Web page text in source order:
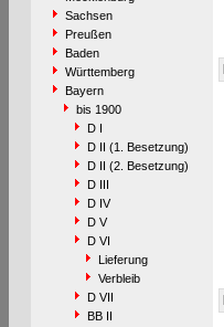
Sachsen
Preußen
Baden
Württemberg
Bayern
bis 1900
D I
D II (1. Besetzung)
D II (2. Besetzung)
D III
D IV
D V
D VI
Lieferung
Verbleib
D VII
BB II